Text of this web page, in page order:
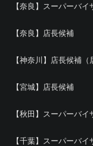
【奈良】スーパーバ
【奈良】店長候補
【神奈川】店長候補（
【宮城】店長候補
【秋田】スーパーバ
【千葉】スーパーバイ